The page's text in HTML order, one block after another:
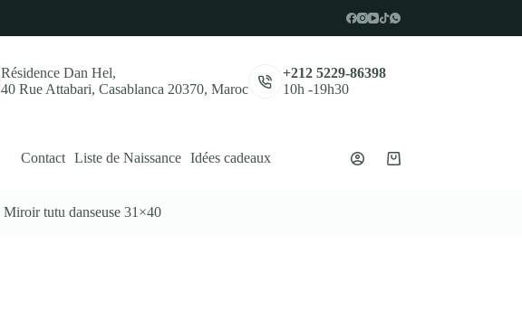
Résidence Dan Hel,
40 Rue Attabari, Casablanca 20370, Maroc
+212 5229-86398
10h -19h30
Contact Liste de Naissance Idées cadeaux
Panier
Miroir tutu danseuse 31×40